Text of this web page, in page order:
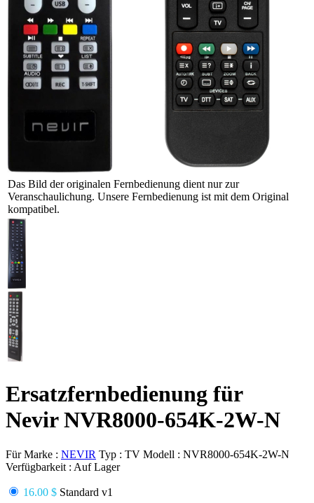
Das Bild der originalen Fernbedienung dient nur zur
Veranschaulichung. Unsere Fernbedienung ist mit dem Original
kompatibel.
Ersatzfernbedienung für
Nevir NVR8000-654K-2W-N
Für Marke : NEVIR Typ : TV Modell : NVR8000-654K-2W-N
Verfügbarkeit : Auf Lager
16.00 $ Standard v1